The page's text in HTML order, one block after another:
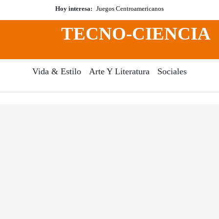
Hoy interesa: Juegos Centroamericanos
TECNO-CIENCIA
Vida & Estilo Arte Y Literatura Sociales